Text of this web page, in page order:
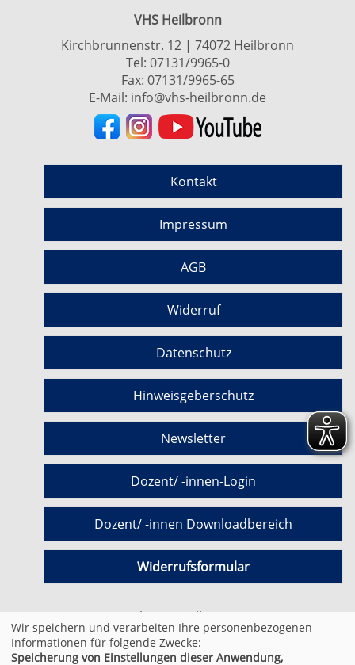
VHS Heilbronn
Kirchbrunnenstr. 12 | 74072 Heilbronn
Tel: 07131/9965-0
Fax: 07131/9965-65
E-Mail: info@vhs-heilbronn.de
Kontakt
Impressum
AGB
Widerruf
Datenschutz
Hinweisgeberschutz
Newsletter
Dozent/ -innen-Login
Dozent/ -innen Downloadbereich
Widerrufsformular
Cookie Einstellungen
Wir speichern und verarbeiten Ihre personenbezogenen
Informationen für folgende Zwecke:
Speicherung von Einstellungen dieser Anwendung,